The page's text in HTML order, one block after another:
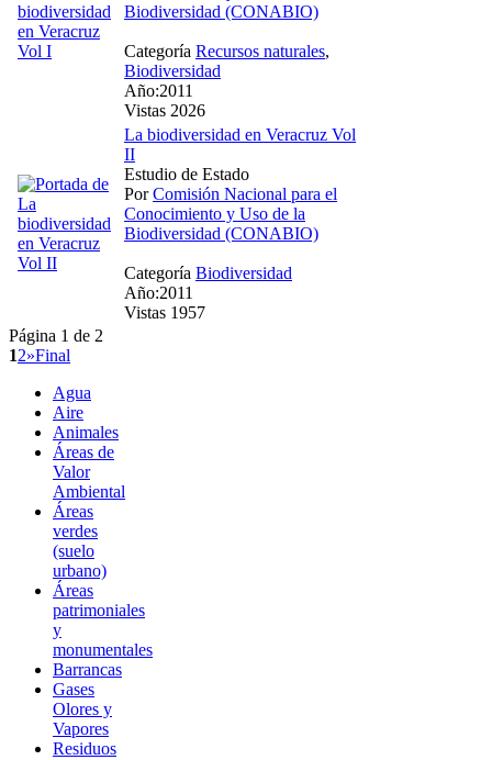
Biodiversidad (CONABIO)
Categoría Recursos naturales,
Biodiversidad
Año:2011
Vistas 2026
La biodiversidad en Veracruz Vol
II
Estudio de Estado
PorComisión Nacional para el
Conocimiento y Uso de la
Biodiversidad (CONABIO)
Categoría Biodiversidad
Año:2011
Vistas 1957
Página 1 de 2
12»Final
Agua
Aire
Animales
Áreas de
Valor
Ambiental
Áreas
verdes
(suelo
urbano)
Áreas
patrimoniales
y
monumentales
Barrancas
Gases
Olores y
Vapores
Residuos